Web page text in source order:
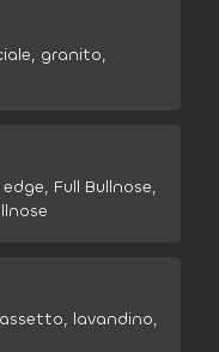
granito,
Full Bullnose,
lavandino,